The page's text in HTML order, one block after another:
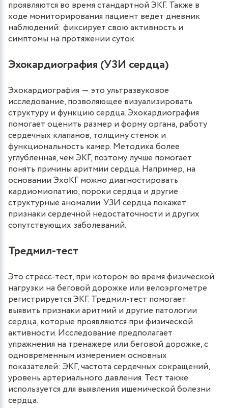
проявляются во время стандартной ЭКГ. Также в
ходе мониторирования пациент ведет дневник
наблюдений: фиксирует свою активность и
симптомы на протяжении суток.
Эхокардиография (УЗИ сердца)
Эхокардиография ― это ультразвуковое
исследование, позволяющее визуализировать
структуру и функцию сердца. Эхокардиография
помогает оценить размер и форму органа, работу
сердечных клапанов, толщину стенок и
функциональность камер. Методика более
углубленная, чем ЭКГ, поэтому лучше помогает
понять причины аритмии сердца. Например, на
основании ЭхоКГ можно диагностировать
кардиомиопатию, пороки сердца и другие
структурные аномалии. УЗИ сердца покажет
признаки сердечной недостаточности и других
сопутствующих заболеваний.
Тредмил-тест
Это стресс-тест, при котором во время физической
нагрузки на беговой дорожке или велоэргометре
регистрируется ЭКГ. Тредмил-тест помогает
выявить признаки аритмий и другие патологии
сердца, которые проявляются при физической
активности. Исследование предполагает
упражнения на тренажере или беговой дорожке, с
одновременным измерением основных
показателей: ЭКГ, частота сердечных сокращений,
уровень артериального давления. Тест также
используется для выявления ишемической болезни
сердца.